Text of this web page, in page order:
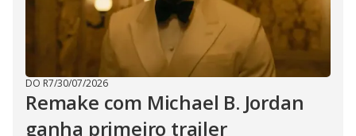
DO R7/30/07/2026
Remake com Michael B. Jordan
ganha primeiro trailer